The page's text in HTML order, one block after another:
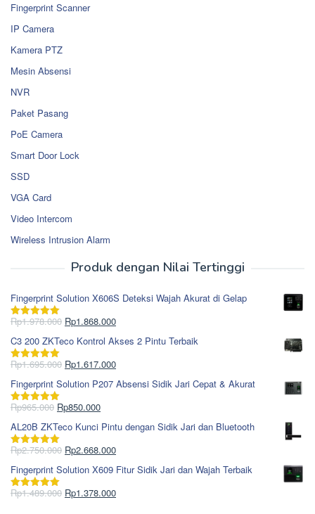
Fingerprint Scanner
IP Camera
Kamera PTZ
Mesin Absensi
NVR
Paket Pasang
PoE Camera
Smart Door Lock
SSD
VGA Card
Video Intercom
Wireless Intrusion Alarm
Produk dengan Nilai Tertinggi
Fingerprint Solution X606S Deteksi Wajah Akurat di Gelap
Dinilai5.00
Rp1.978.000 Harga
aslinya
adalah:
Rp1.978.000.
Rp1.868.000Harga
saat
ini
adalah:
C3 200 ZKTeco Kontrol Akses 2 Pintu Terbaik
Dinilai5.00
Rp1.695.000 Harga
aslinya
adalah:
Rp1.695.000.
Rp1.617.000Harga
saat
ini
Fingerprint Solution P207 Absensi Sidik Jari Cepat & Akurat
Dinilai5.00
Rp965.000 Harga
aslinya
adalah:
Rp965.000.
Rp850.000Harga
saat
ini
adalah:
AL20B ZKTeco Kunci Pintu dengan Sidik Jari dan Bluetooth
Dinilai5.00
Rp2.750.000 Harga
aslinya
adalah:
Rp2.750.000.
Rp2.668.000Harga
saat
ini
adalah:
Fingerprint Solution X609 Fitur Sidik Jari dan Wajah Terbaik
Dinilai5.00
Rp1.489.000 Harga
Rp1.378.000Harga